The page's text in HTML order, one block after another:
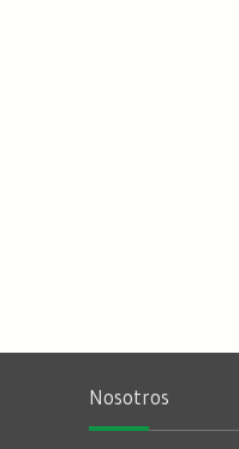
Nosotros